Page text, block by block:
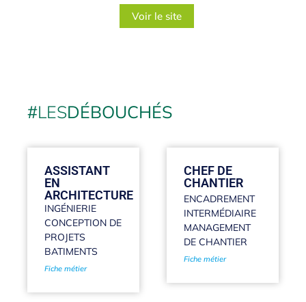
Voir le site
#LESDÉBOUCHÉS
ASSISTANT
EN
ARCHITECTURE
INGÉNIERIE
CONCEPTION DE
PROJETS
BATIMENTS
Fiche métier
CHEF DE
CHANTIER
ENCADREMENT
INTERMÉDIAIRE
MANAGEMENT
DE CHANTIER
Fiche métier